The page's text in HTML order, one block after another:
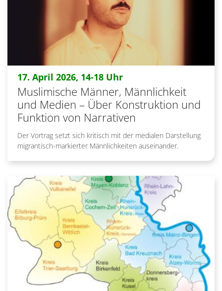
17. April 2026, 14-18 Uhr:
Muslimische Männer, Männlichkeit
und Medien – Über Konstruktion und
Funktion von Narrativen
Der Vortrag setzt sich kritisch mit der medialen Darstellung
migrantisch-markierter Männlichkeiten auseinander.